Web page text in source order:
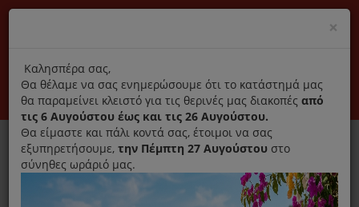
Αποκλειστικά γνήσια ανταλλακτικά
Σύνδεση Εγγραφή Εταιρεία Επικοινωνία
0
×
title
Καλησπέρα σας,
Θα θέλαμε να σας ενημερώσουμε ότι το κατάστημά μας
θα παραμείνει κλειστό για τις θερινές μας διακοπές από
τις 6 Αυγούστου έως και τις 26 Αυγούστου.
Θα είμαστε και πάλι κοντά σας, έτοιμοι να σας
εξυπηρετήσουμε, την Πέμπτη 27 Αυγούστου στο
σύνηθες ωράριό μας.